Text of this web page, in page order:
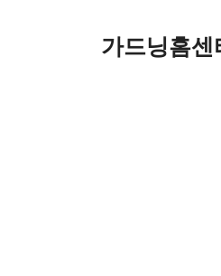
가드닝홈센